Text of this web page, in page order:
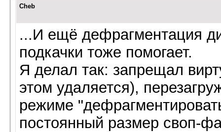
Cheb
...И ещё дефрагментация
подкачки тоже помогает.
Я делал так: запрещал
этом удаляется),
режиме
постоянный размер своп-